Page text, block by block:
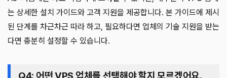
는 상세한 설치 가이드와 고객 지원을 제공합니다. 본 가이드에 제시
된 단계를 차근차근 따라 하고, 필요하다면 업체의 기술 지원을 받는
다면 충분히 설정할 수 있습니다.